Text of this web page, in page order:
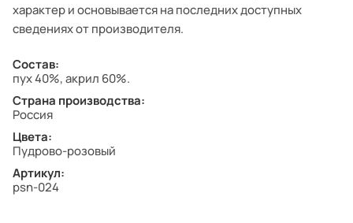
характер и основывается на последних доступных
сведениях от производителя.
Состав:
пух 40%, акрил 60%.
Страна производства:
Россия
Цвета:
Пудрово-розовый
Артикул:
psn-024